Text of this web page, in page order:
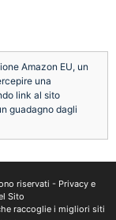
Amazon EU, un
una
link al sito
guadagno dagli
riservati - Privacy e
Sito
raccoglie i migliori siti